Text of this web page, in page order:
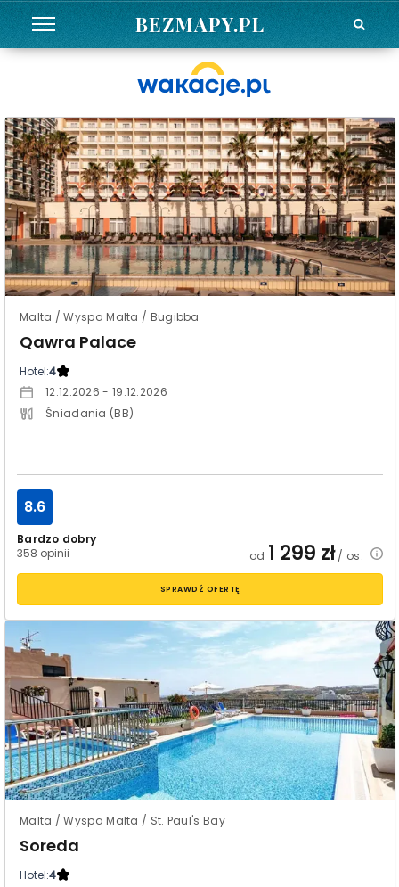
BEZMAPY.PL
Malta / Wyspa Malta / Bugibba
Qawra Palace
Hotel:4
12.12.2026 - 19.12.2026
Śniadania (BB)
Bardzo dobry
358 opinii
8.6
od 1 299 zł/ os.
SPRAWDŹ OFERTĘ
Malta / Wyspa Malta / St. Paul's Bay
Soreda
Hotel:4